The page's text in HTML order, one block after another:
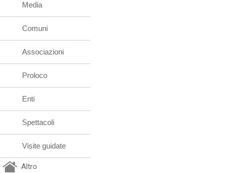
Media
Comuni
Associazioni
Proloco
Enti
Spettacoli
Visite guidate
Altro